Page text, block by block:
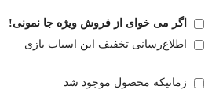
اگر می خوای از فروش ویژه جا نمونی!